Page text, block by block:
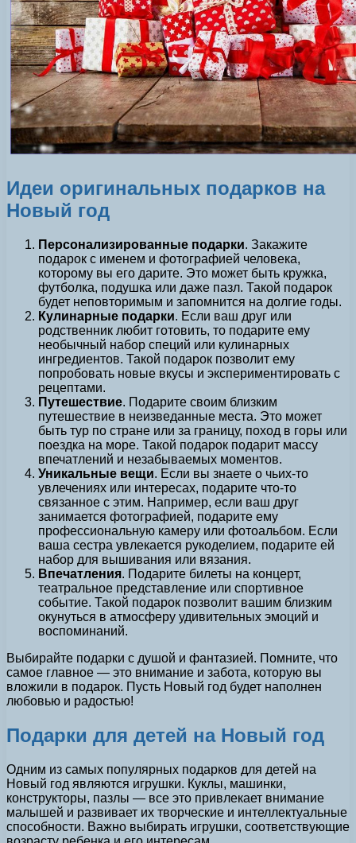
Идеи оригинальных подарков на
Новый год
Персонализированные подарки. Закажите
подарок с именем и фотографией человека,
которому вы его дарите. Это может быть кружка,
футболка, подушка или даже пазл. Такой подарок
будет неповторимым и запомнится на долгие годы.
Кулинарные подарки. Если ваш друг или
родственник любит готовить, то подарите ему
необычный набор специй или кулинарных
ингредиентов. Такой подарок позволит ему
попробовать новые вкусы и экспериментировать с
рецептами.
Путешествие. Подарите своим близким
путешествие в неизведанные места. Это может
быть тур по стране или за границу, поход в горы или
поездка на море. Такой подарок подарит массу
впечатлений и незабываемых моментов.
Уникальные вещи. Если вы знаете о чьих-то
увлечениях или интересах, подарите что-то
связанное с этим. Например, если ваш друг
занимается фотографией, подарите ему
профессиональную камеру или фотоальбом. Если
ваша сестра увлекается рукоделием, подарите ей
набор для вышивания или вязания.
Впечатления. Подарите билеты на концерт,
театральное представление или спортивное
событие. Такой подарок позволит вашим близким
окунуться в атмосферу удивительных эмоций и
воспоминаний.
Выбирайте подарки с душой и фантазией. Помните, что
самое главное — это внимание и забота, которую вы
вложили в подарок. Пусть Новый год будет наполнен
любовью и радостью!
Подарки для детей на Новый год
Одним из самых популярных подарков для детей на
Новый год являются игрушки. Куклы, машинки,
конструкторы, пазлы — все это привлекает внимание
малышей и развивает их творческие и интеллектуальные
способности. Важно выбирать игрушки, соответствующие